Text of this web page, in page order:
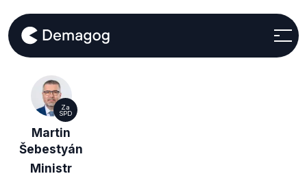
Za
SPD
Martin
Šebestyán
Ministr